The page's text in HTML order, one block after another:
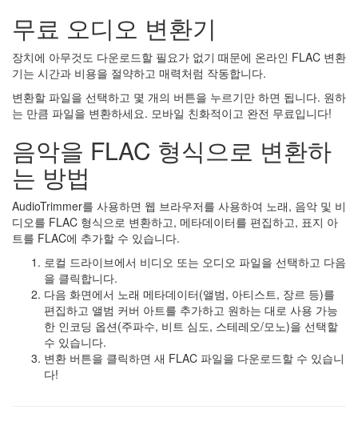
무료 오디오 변환기
장치에 아무것도 다운로드할 필요가 없기 때문에 온라인 FLAC 변환
기는 시간과 비용을 절약하고 매력처럼 작동합니다.
변환할 파일을 선택하고 몇 개의 버튼을 누르기만 하면 됩니다. 원하
는 만큼 파일을 변환하세요. 모바일 친화적이고 완전 무료입니다!
음악을 FLAC 형식으로 변환하
는 방법
AudioTrimmer를 사용하면 웹 브라우저를 사용하여 노래, 음악 및 비
디오를 FLAC 형식으로 변환하고, 메타데이터를 편집하고, 표지 아
트를 FLAC에 추가할 수 있습니다.
로컬 드라이브에서 비디오 또는 오디오 파일을 선택하고 다음
을 클릭합니다.
다음 화면에서 노래 메타데이터(앨범, 아티스트, 장르 등)를
편집하고 앨범 커버 아트를 추가하고 원하는 대로 사용 가능
한 인코딩 옵션(주파수, 비트 심도, 스테레오/모노)을 선택할
수 있습니다.
변환 버튼을 클릭하면 새 FLAC 파일을 다운로드할 수 있습니
다!